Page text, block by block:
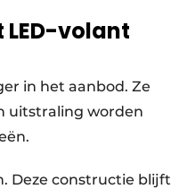
volant
in het aanbod. Ze
uitstraling worden
Deze constructie blijft